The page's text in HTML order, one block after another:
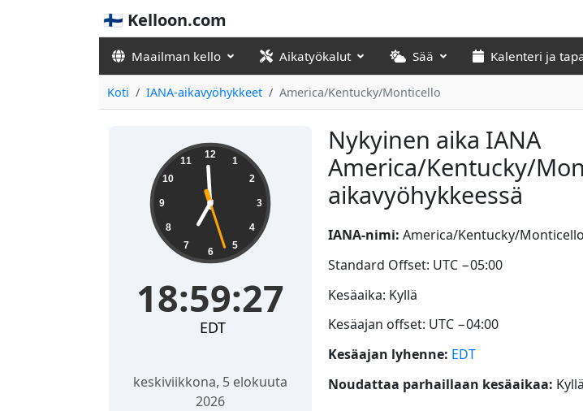
🇫🇮 Kelloon.com
Maailman kello Aikatyökalut Sää Kalenteri ja
Koti IANA-aikavyöhykkeet America/Kentucky/Monticello
Nykyinen aika IANA
America/Kentucky/
aikavyöhykkeessä
18:59:27 12
1
2
3
4
5
6
7
8
9
10
11
18:59:27
EDT
keskiviikkona, 5 elokuuta
2026
IANA-nimi: America/Kentucky/Monticello
Standard Offset: UTC −05:00
Kesäaika: Kyllä
Kesäajan offset: UTC −04:00
Kesäajan lyhenne: EDT
Noudattaa parhaillaan kesäaikaa: Kyllä